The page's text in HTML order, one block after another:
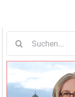
nach: